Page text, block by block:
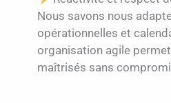
Nous savons nous
opérationnelles et
organisation agile
maîtrisés sans